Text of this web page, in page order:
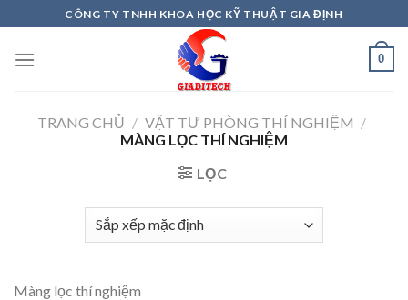
to
content
CÔNG TY TNHH KHOA HỌC KỸ THUẬT GIA ĐỊNH
0
TRANG CHỦ / VẬT TƯ PHÒNG THÍ NGHIỆM /
MÀNG LỌC THÍ NGHIỆM
LỌC
Màng lọc thí nghiệm